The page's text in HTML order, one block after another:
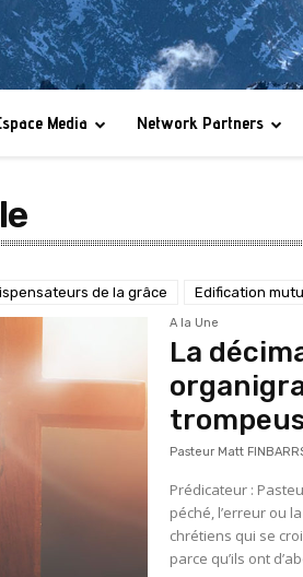
Media Network Partners
de la grâce Edification
A la Une
La
Pasteur Matt
Prédicateur : Pasteur Matt
péché, l’erreur ou
chrétiens qui se
parce qu’ils ont